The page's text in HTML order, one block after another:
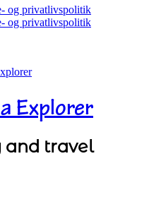
og privatlivspolitik
og privatlivspolitik
Explorer
and travel